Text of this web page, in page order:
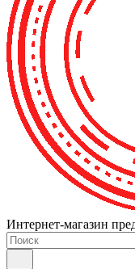
Интернет-магазин